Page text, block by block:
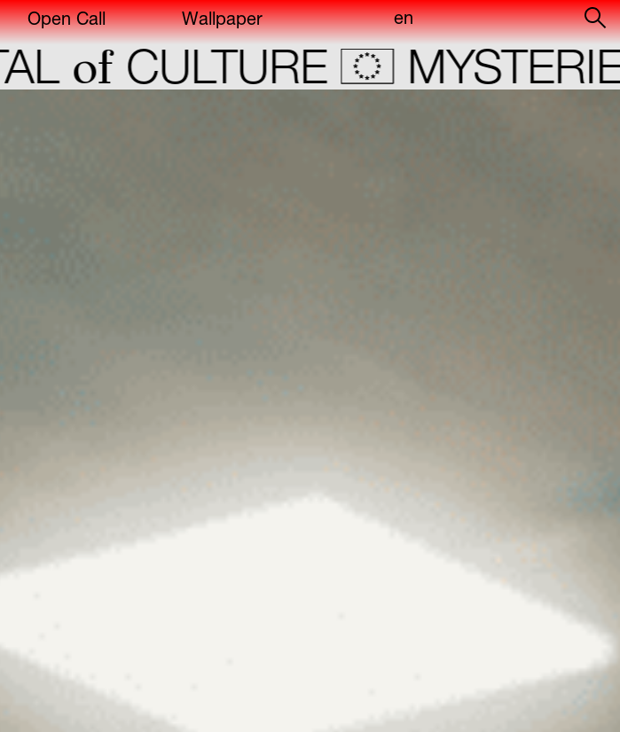
Open Call Wallpaper en
CULTURE MYSTERIESof